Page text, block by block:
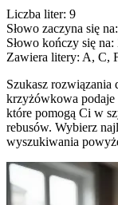
Liczba liter: 9
Słowo zaczyna się
Słowo kończy się na:
Zawiera litery: A, C,
Szukasz rozwiązania
krzyżówkowa
które pomogą Ci w
rebusów. Wybierz
wyszukiwania